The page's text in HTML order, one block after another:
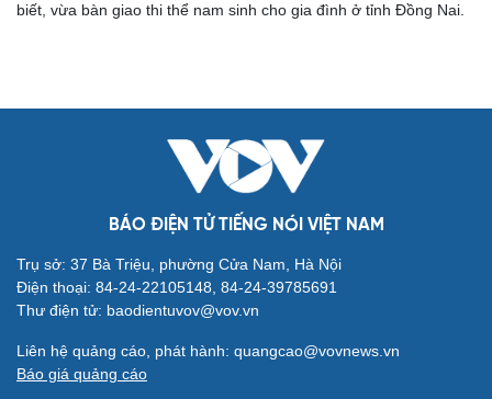
Cải chính
biết, vừa bàn giao thi thể nam sinh cho gia đình ở tỉnh Đồng Nai.
BÁO ĐIỆN TỬ TIẾNG NÓI VIỆT NAM
Trụ sở: 37 Bà Triệu, phường Cửa Nam, Hà Nội
Điện thoại: 84-24-22105148, 84-24-39785691
Thư điện tử: baodientuvov@vov.vn
Liên hệ quảng cáo, phát hành: quangcao@vovnews.vn
Báo giá quảng cáo